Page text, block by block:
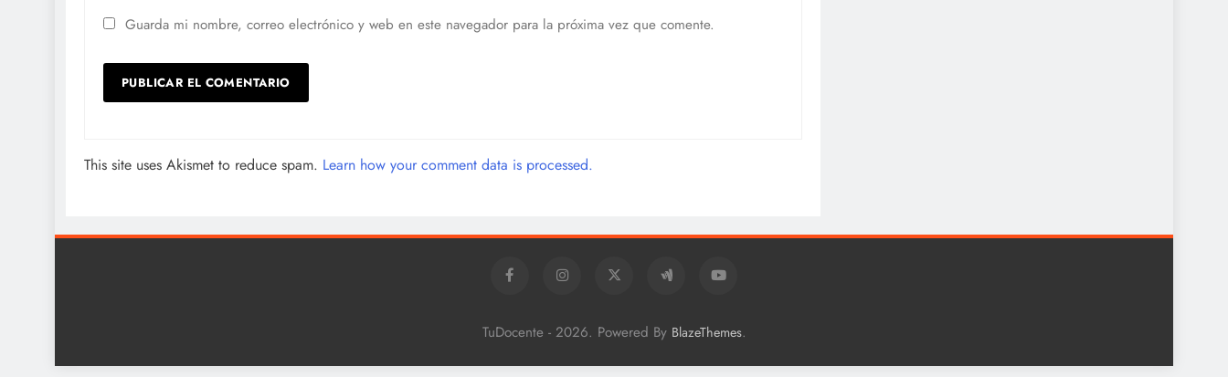
Guarda mi nombre, correo electrónico y web en este navegador para la próxima vez que comente.
This site uses Akismet to reduce spam. Learn how your comment data is processed.
TuDocente - 2026. Powered By BlazeThemes.